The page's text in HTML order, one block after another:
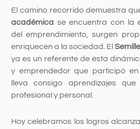
El camino recorrido demuestra
académica se encuentra con la
del emprendimiento, surgen
enriquecen a la sociedad. El
ya es un referente de esta
y emprendedor que participó
lleva consigo aprendizajes
profesional y personal.
Hoy celebramos los logros